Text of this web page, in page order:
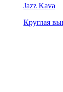
Jazz Kava
Круглая